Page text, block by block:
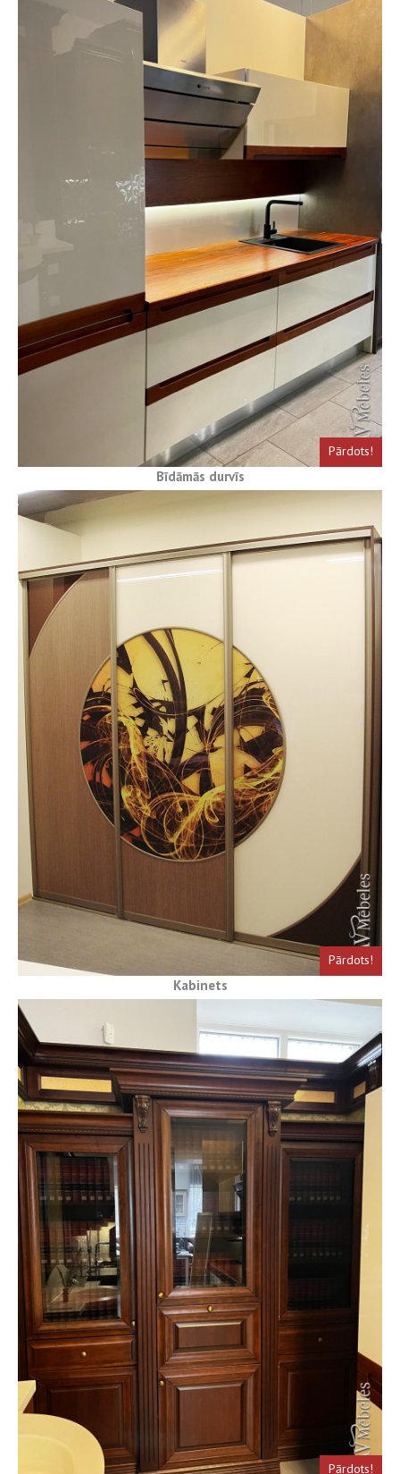
Pārdots!
Bīdāmās durvīs
Pārdots!
Kabinets
Pārdots!